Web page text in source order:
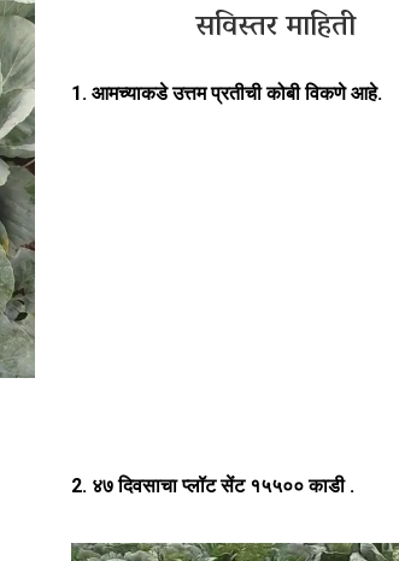
सविस्तर माहिती
1. आमच्याकडे उत्तम प्रतीची कोबी विकणे आहे.
2. ४७ दिवसाचा प्लॉट सेंट १५५०० काडी .